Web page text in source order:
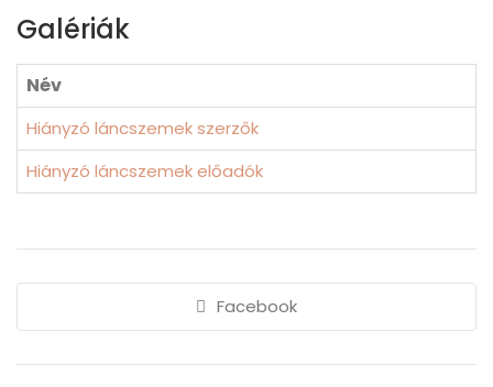
Galériák
Név
Hiányzó láncszemek szerzők
Hiányzó láncszemek előadók
Facebook